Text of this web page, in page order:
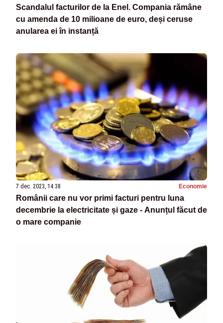
Scandalul facturilor de la Enel. Compania rămâne
cu amenda de 10 milioane de euro, deși ceruse
anularea ei în instanță
7 dec. 2023, 14:38 Economie
Românii care nu vor primi facturi pentru luna
decembrie la electricitate și gaze - Anunțul făcut de
o mare companie